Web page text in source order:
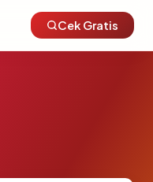
Cek Gratis